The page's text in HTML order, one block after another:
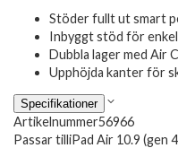
Stöder fullt ut smart
Inbyggt stöd för
Dubbla lager med Air
Upphöjda kanter för
Specifikationer
Artikelnummer56966
Passar tilliPad Air 10.9 (gen